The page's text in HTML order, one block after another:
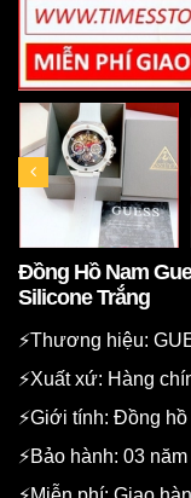
Đồng Hồ Nam
Silicone Trắng
⚡️Thương hiệu:
⚡️Xuất xứ: Hàng
⚡️Giới tính: Đồng
⚡️Bảo hành: 03